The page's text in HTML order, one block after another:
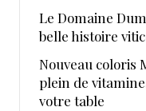
Le Domaine
belle histoire
Nouveau coloris
plein de
votre table